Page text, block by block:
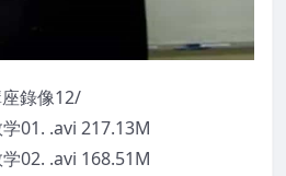
錄像12/
01. .avi 217.13M
02. .avi 168.51M